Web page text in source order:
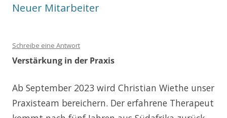
Neuer Mitarbeiter
Schreibe eine Antwort
Verstärkung in der Praxis
Ab September 2023 wird Christian Wiethe unser
Praxisteam bereichern. Der erfahrene Therapeut